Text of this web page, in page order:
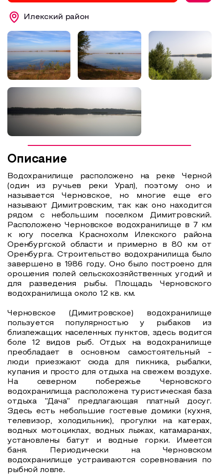
Образовательный туризм
Аттестованные экскурсоводы
Маршруты от экскурсоводов
Все маршруты
Илекский район
Описание
Водохранилище расположено на реке Черной
(один из ручьев реки Урал), поэтому оно и
называется Черновское, но многие еще его
называют Димитровским, так как оно находится
рядом с небольшим поселком Димитровский.
Расположено Черновское водохранилище в 7 км
к югу поселка Краснохолм Илекского района
Оренбургской области и примерно в 80 км от
Оренбурга. Строительство водохранилища было
завершено в 1986 году. Оно было построено для
орошения полей сельскохозяйственных угодий и
для разведения рыбы. Площадь Черновского
водохранилища около 12 кв. км.
Черновское (Димитровское) водохранилище
пользуется популярностью у рыбаков из
близлежащих населенных пунктов, здесь водится
боле 12 видов рыб. Отдых на водохранилище
преобладает в основном самостоятельный -
люди приезжают сюда для пикника, рыбалки,
купания и просто для отдыха на свежем воздухе.
На северном побережье Черновского
водохранилища расположена туристическая база
отдыха "Дача" предлагающая платный досуг.
Здесь есть небольшие гостевые домики (кухня,
телевизор, холодильник), прогулки на катерах,
водных мотоциклах, водных лыжах, катамаранах,
установлены батут и водные горки. Имеется
баня. Периодически на Черновском
водохранилище устраиваются соревнования по
рыбной ловле.